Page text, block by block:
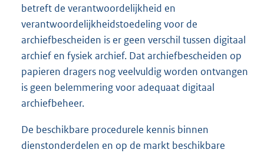
betreft de verantwoordelijkheid en
verantwoordelijkheidstoedeling voor de
archiefbescheiden is er geen verschil tussen digitaal
archief en fysiek archief. Dat archiefbescheiden op
papieren dragers nog veelvuldig worden ontvangen
is geen belemmering voor adequaat digitaal
archiefbeheer.
De beschikbare procedurele kennis binnen
dienstonderdelen en op de markt beschikbare